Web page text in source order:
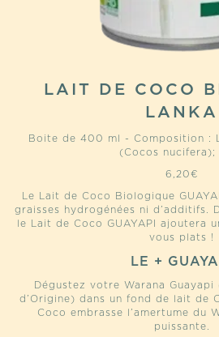
LAIT DE COCO
LANKA
Boite de 400 ml - Composition :
(Cocos nucifera);
6,20€
Le Lait de Coco Biologique
graisses hydrogénées ni d’additifs.
le Lait de Coco GUAYAPI ajoutera
vous plats !
LE +
Dégustez votre Warana Guayapi
d’Origine) dans un fond de lait de
Coco embrasse l’amertume du
puissante.